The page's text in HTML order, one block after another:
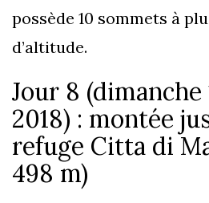
possède 10 sommets à
d’altitude.
Jour 8 (dimanche
2018) : montée
refuge Citta di
498 m)